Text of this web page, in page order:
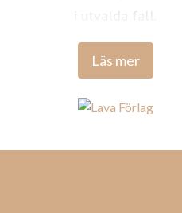
Läs mer
i utvalda fall.